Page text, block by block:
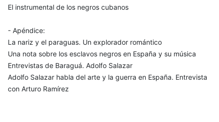
El instrumental de los negros cubanos
- Apéndice:
La nariz y el paraguas. Un explorador romántico
Una nota sobre los esclavos negros en España y su música
Entrevistas de Baraguá. Adolfo Salazar
Adolfo Salazar habla del arte y la guerra en España. Entrevista
con Arturo Ramírez